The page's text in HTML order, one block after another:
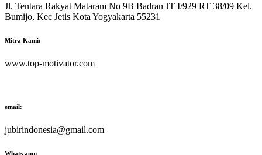
Jl. Tentara Rakyat Mataram No 9B Badran JT I/929 RT 38/09 Kel.
Bumijo, Kec Jetis Kota Yogyakarta 55231
Mitra Kami:
www.top-motivator.com
email:
jubirindonesia@gmail.com
Whats app: